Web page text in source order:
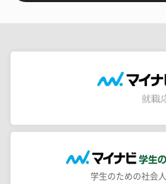
学生のための社会